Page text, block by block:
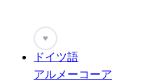
♥
ドイツ語
アルメーコーア